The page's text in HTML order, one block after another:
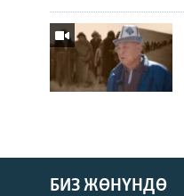
БИЗ ЖӨНҮНДӨ